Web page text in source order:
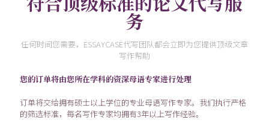
务
任何时间您需要，ESSAYCASE代写团队都会立即为您提供顶级文章
写作帮助
您的订单将由您所在学科的资深母语专家进行处理
订单将交给拥有硕士以上学位的专业母语写作专家。我们执行严格
的筛选标准，每名写作专家均拥有3年以上写作经验。